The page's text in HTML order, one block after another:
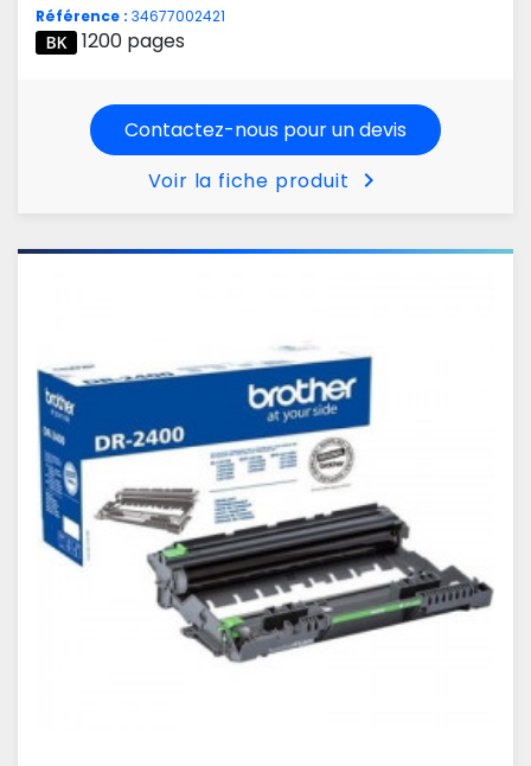
Référence : 34677002421
1200 pages
Contactez-nous pour un devis
Voir la fiche produit
chevron_right